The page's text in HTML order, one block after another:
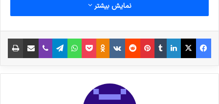
نمایش بیشتر
فیس بوک X لینکدین
‫تامبلر‫پین‌ترست
‫رددیت‫VKontakte
‫Odnoklassniki
پاکتواتس آپ تلگراموایبر اشتراک گذاری از طریق ایمیل